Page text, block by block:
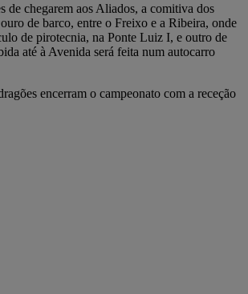
de chegarem aos Aliados, a comitiva dos
de barco, entre o Freixo e a Ribeira, onde
de pirotecnia, na Ponte Luiz I, e outro de
até à Avenida será feita num autocarro
encerram o campeonato com a receção